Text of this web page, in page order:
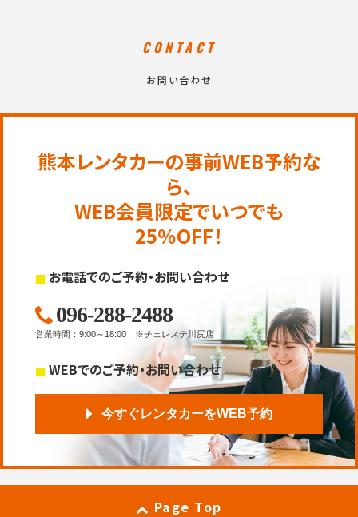
CONTACT
お問い合わせ
熊本レンタカーの事前WEB予約な
ら、
WEB会員限定でいつでも
25％OFF！
お電話でのご予約・お問い合わせ
096-288-2488
営業時間 ： 9:00～18:00 ※チェレステ川尻店
WEBでのご予約・お問い合わせ
今すぐレンタカーをWEB予約
Page Top